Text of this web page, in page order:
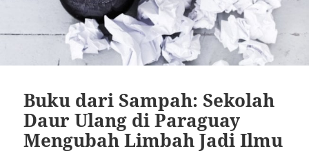
Buku dari Sampah: Sekolah
Daur Ulang di Paraguay
Mengubah Limbah Jadi Ilmu